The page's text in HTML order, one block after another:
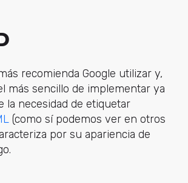
recomienda Google utilizar y,
más sencillo de implementar ya
la necesidad de etiquetar
(como sí podemos ver en otros
por su apariencia de